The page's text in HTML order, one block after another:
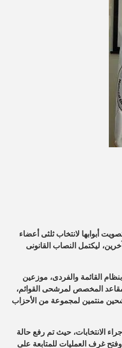
أبوابها لانتخاب ثلثى أعضاء
مقسمين على النظام الفردى والقائمة، ويعين رئيس الجمهورية 100 عضو آخرين، ليكتمل النصاب القانونى
للانتخابات فإن القائمة النهائية للمرشحين اشتملت على 787 مرشحا بنظام القائمة والفردى، موزعين
بلغ عددهم 100 مرشح فقط، وهو عدد المقاعد المخصص لمرشحى القوائم،
منتمين لمجموعة من الأحزاب
الانتخابات، حيث تم رفع حالة
وفتح غرف العمليات للمتابعة على